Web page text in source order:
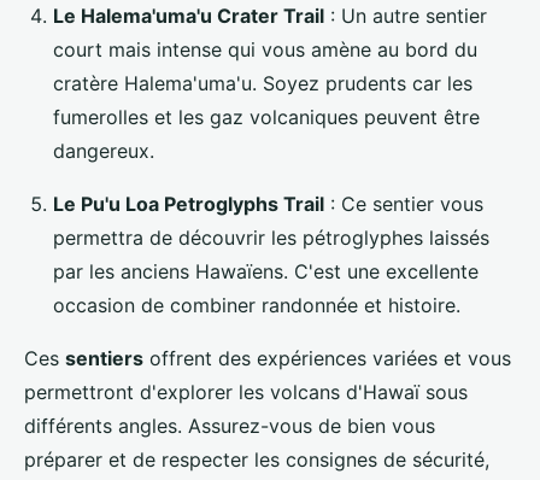
Le Halema'uma'u Crater Trail : Un autre sentier
court mais intense qui vous amène au bord du
cratère Halema'uma'u. Soyez prudents car les
fumerolles et les gaz volcaniques peuvent être
dangereux.
Le Pu'u Loa Petroglyphs Trail : Ce sentier vous
permettra de découvrir les pétroglyphes laissés
par les anciens Hawaïens. C'est une excellente
occasion de combiner randonnée et histoire.
Ces sentiers offrent des expériences variées et vous
permettront d'explorer les volcans d'Hawaï sous
différents angles. Assurez-vous de bien vous
préparer et de respecter les consignes de sécurité,